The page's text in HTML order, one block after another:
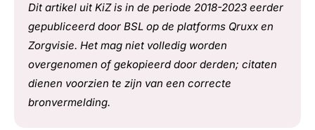
Dit artikel uit KiZ is in de periode 2018-2023 eerder
gepubliceerd door BSL op de platforms Qruxx en
Zorgvisie. Het mag niet volledig worden
overgenomen of gekopieerd door derden; citaten
dienen voorzien te zijn van een correcte
bronvermelding.